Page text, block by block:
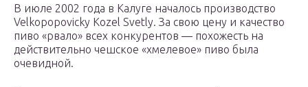
В июле 2002 года в Калуге началось производство
Velkopopovicky Kozel Svetly. За свою цену и качество
пиво «рвало» всех конкурентов — похожесть на
действительно чешское «хмелевое» пиво была
очевидной.